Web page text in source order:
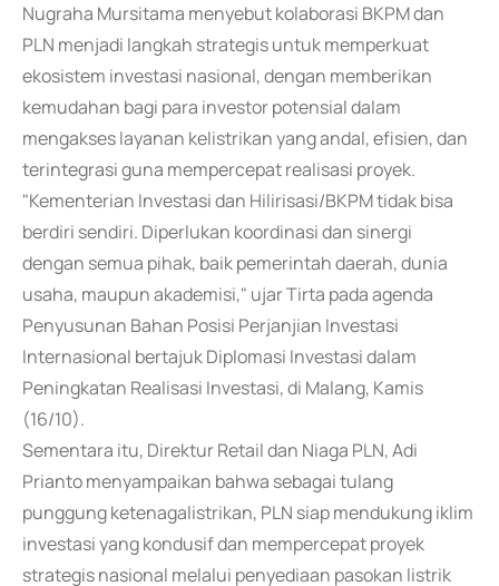
Nugraha Mursitama menyebut kolaborasi BKPM dan
PLN menjadi langkah strategis untuk memperkuat
ekosistem investasi nasional, dengan memberikan
kemudahan bagi para investor potensial dalam
mengakses layanan kelistrikan yang andal, efisien, dan
terintegrasi guna mempercepat realisasi proyek.
"Kementerian Investasi dan Hilirisasi/BKPM tidak bisa
berdiri sendiri. Diperlukan koordinasi dan sinergi
dengan semua pihak, baik pemerintah daerah, dunia
usaha, maupun akademisi," ujar Tirta pada agenda
Penyusunan Bahan Posisi Perjanjian Investasi
Internasional bertajuk Diplomasi Investasi dalam
Peningkatan Realisasi Investasi, di Malang, Kamis
(16/10).
Sementara itu, Direktur Retail dan Niaga PLN, Adi
Prianto menyampaikan bahwa sebagai tulang
punggung ketenagalistrikan, PLN siap mendukung iklim
investasi yang kondusif dan mempercepat proyek
strategis nasional melalui penyediaan pasokan listrik